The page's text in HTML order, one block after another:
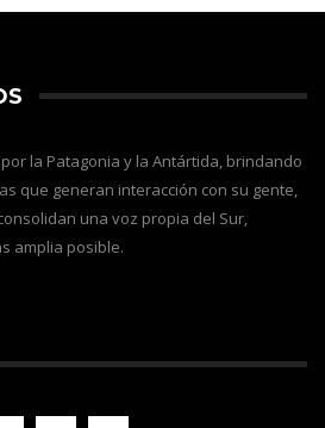
la Patagonia y la Antártida, brindando
que generan interacción con su gente,
una voz propia del Sur,
amplia posible.